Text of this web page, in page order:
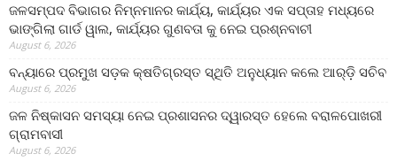
ଜଳସମ୍ପଦ ବିଭାଗର ନିମ୍ନମାନର କାର୍ଯ୍ୟ, କାର୍ଯ୍ୟର ଏକ ସପ୍ତାହ ମଧ୍ୟରେ
ଭାଙ୍ଗିଲା ଗାର୍ଡ ୱାଲ, କାର୍ଯ୍ୟର ଗୁଣବତା କୁ ନେଇ ପ୍ରଶ୍ନବାଚୀ
August 6, 2026
ବନ୍ୟାରେ ପ୍ରମୁଖ ସଡ଼କ କ୍ଷତିଗ୍ରସ୍ତ ସ୍ଥିତି ଅନୁଧ୍ୟାନ କଲେ ଆର୍‌ଡ଼ି ସଚିବ
August 6, 2026
ଜଳ ନିଷ୍କାସନ ସମସ୍ୟା ନେଇ ପ୍ରଶାସନର ଦ୍ୱାରସ୍ତ ହେଲେ ବରାଳପୋଖରୀ
ଗ୍ରାମବାସୀ
August 6, 2026